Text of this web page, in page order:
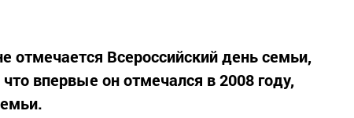
отмечается Всероссийский день семьи,
впервые он отмечался в 2008 году,